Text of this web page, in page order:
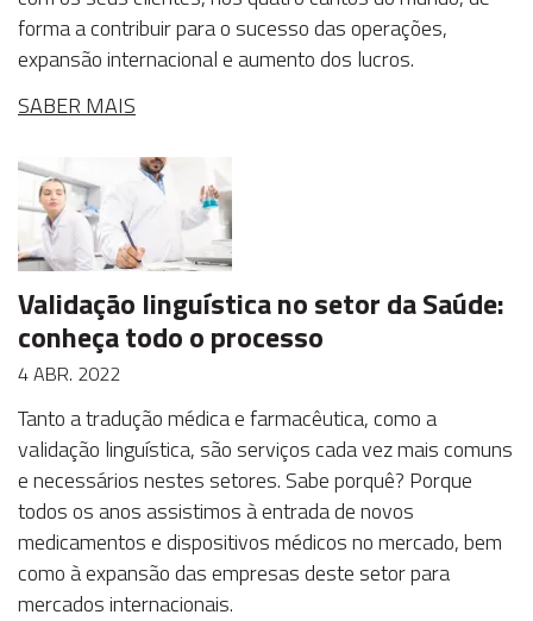
forma a contribuir para o sucesso das operações,
expansão internacional e aumento dos lucros.
SABER MAIS
Validação linguística no setor da Saúde:
conheça todo o processo
4 ABR. 2022
Tanto a tradução médica e farmacêutica, como a
validação linguística, são serviços cada vez mais comuns
e necessários nestes setores. Sabe porquê? Porque
todos os anos assistimos à entrada de novos
medicamentos e dispositivos médicos no mercado, bem
como à expansão das empresas deste setor para
mercados internacionais.